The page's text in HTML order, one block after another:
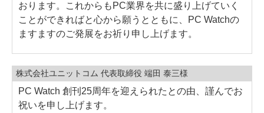
おります。これからもPC業界を共に盛り上げていく
ことができればと心から願うとともに、PC Watchの
ますますのご発展をお祈り申し上げます。
株式会社ユニットコム 代表取締役 端田 泰三様
PC Watch 創刊25周年を迎えられたとの由、謹んでお
祝いを申し上げます。